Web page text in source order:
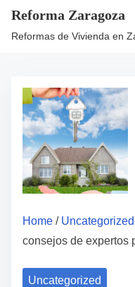
Reforma Zaragoza
Reformas de Vivienda en
Home / Uncategorized
consejos de expertos
Uncategorized